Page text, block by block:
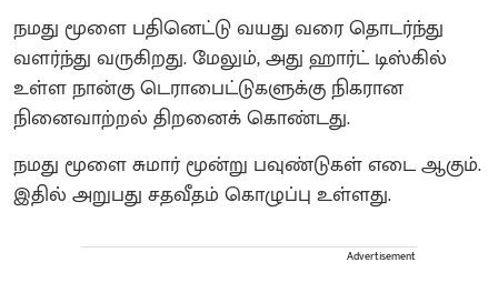
நமது மூளை பதினெட்டு வயது வரை தொடர்ந்து
வளர்ந்து வருகிறது. மேலும், அது ஹார்ட் டிஸ்கில்
உள்ள நான்கு டெராபைட்டுகளுக்கு நிகரான
நினைவாற்றல் திறனைக் கொண்டது.
நமது மூளை சுமார் மூன்று பவுண்டுகள் எடை ஆகும்.
இதில் அறுபது சதவீதம் கொழுப்பு உள்ளது.
Advertisement